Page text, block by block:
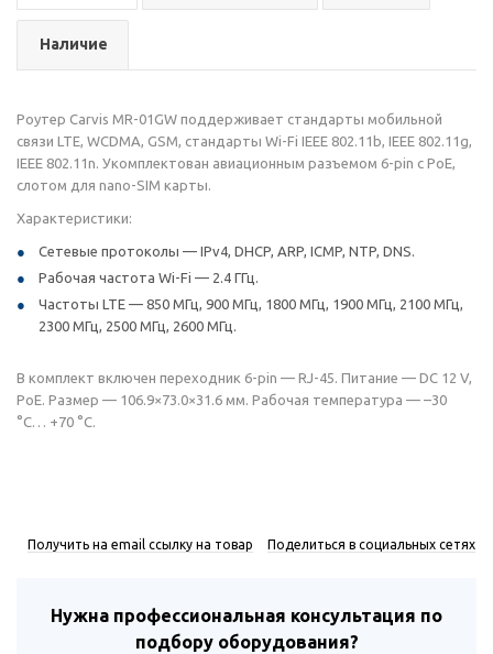
Наличие
Роутер Carvis MR-01GW поддерживает стандарты мобильной
связи LTE, WCDMA, GSM, стандарты Wi-Fi IEEE 802.11b, IEEE 802.11g,
IEEE 802.11n. Укомплектован авиационным разъемом 6-pin с PoE,
слотом для nano-SIM карты.
Характеристики:
Сетевые протоколы — IPv4, DHCP, ARP, ICMP, NTP, DNS.
Рабочая частота Wi-Fi — 2.4 ГГц.
Частоты LTE — 850 МГц, 900 МГц, 1800 МГц, 1900 МГц, 2100 МГц,
2300 МГц, 2500 МГц, 2600 МГц.
В комплект включен переходник 6-pin — RJ-45. Питание — DC 12 V,
PoE. Размер — 106.9×73.0×31.6 мм. Рабочая температура — –30
°С… +70 °С.
Получить на email ссылку на товар Поделиться в социальных сетях
Нужна профессиональная консультация по
подбору оборудования?